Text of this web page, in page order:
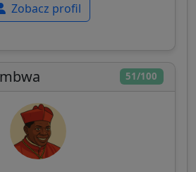
Zobacz profil
51/100